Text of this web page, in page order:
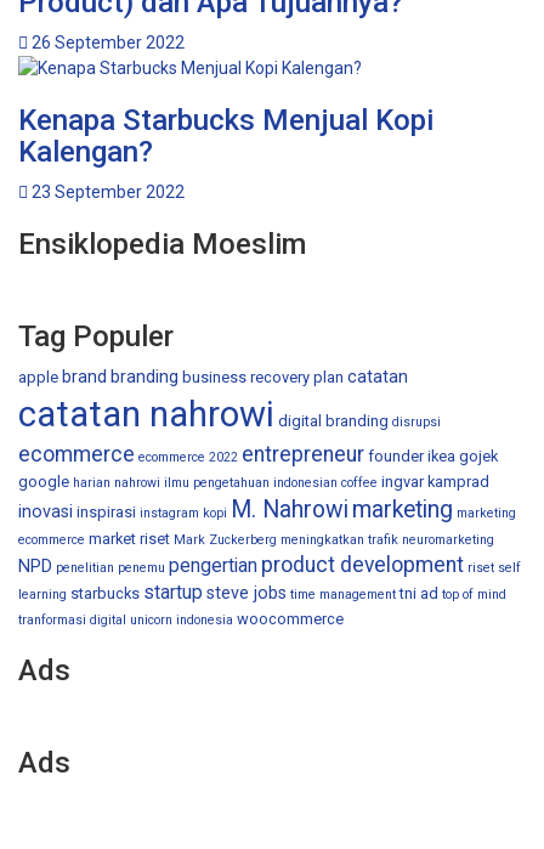
26 September 2022
Kenapa Starbucks Menjual Kopi
Kalengan?
23 September 2022
Ensiklopedia Moeslim
Tag Populer
apple brand branding business recovery plan catatan
catatan nahrowi digital branding disrupsi
ecommerce ecommerce 2022 entrepreneur founder ikea gojek
google harian nahrowi ilmu pengetahuan indonesian coffee ingvar kamprad
inovasi inspirasi instagram kopi M. Nahrowi marketing marketing
ecommerce market riset Mark Zuckerberg meningkatkan trafik neuromarketing
NPD penelitian penemu pengertian product development riset self
learning starbucks startup steve jobs time management tni ad top of mind
tranformasi digital
unicorn indonesia woocommerce
Ads
Ads